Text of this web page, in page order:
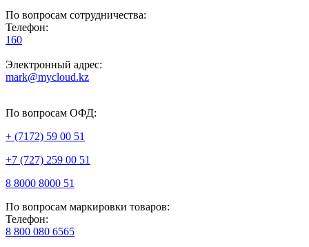
По вопросам сотрудничества:
Телефон:
160
Электронный адрес:
mark@mycloud.kz
По вопросам ОФД:
+ (7172) 59 00 51
+7 (727) 259 00 51
8 8000 8000 51
По вопросам маркировки товаров:
Телефон:
8 800 080 6565